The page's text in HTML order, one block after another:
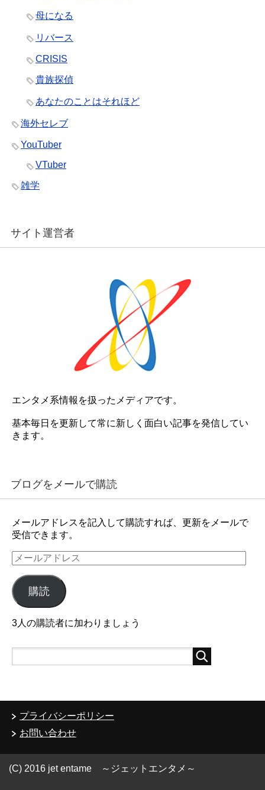
母になる
リバース
CRISIS
貴族探偵
あなたのことはそれほど
海外セレブ
YouTuber
VTuber
雑学
サイト運営者
エンタメ系情報を扱ったメディアです。
基本毎日を更新して常に新しく面白い記事を発信してい
きます。
ブログをメールで購読
メールアドレスを記入して購読すれば、更新をメールで
受信できます。
メ
ー
ル
ア
ド
レ
ス
購読
3人の購読者に加わりましょう
プライバシーポリシー
お問い合わせ
(C) 2016 jet entame ～ジェットエンタメ～